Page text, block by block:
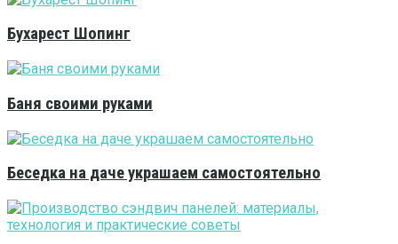
Бухарест Шопинг
Баня своими руками
Беседка на даче украшаем самостоятельно